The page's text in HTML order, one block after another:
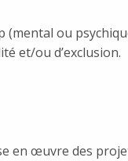
(mental ou
et/ou d’exclusion.
en œuvre des